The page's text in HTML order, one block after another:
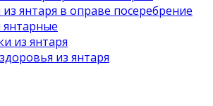
янтаря в оправе посеребрение
из янтаря
из янтаря